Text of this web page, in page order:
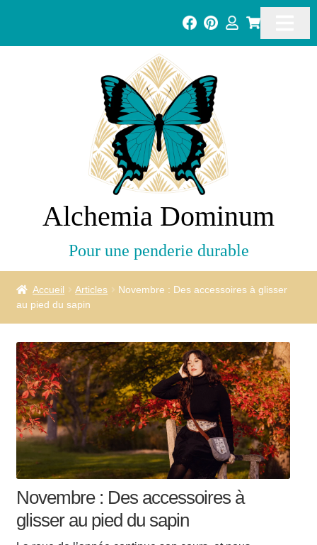
Alchemia Dominum
Pour une penderie durable
Accueil Articles
Novembre : Des accessoires à glisser
au pied du sapin
Novembre : Des accessoires à
glisser au pied du sapin